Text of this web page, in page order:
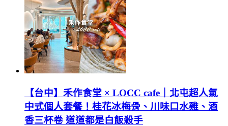
【台中】禾作食堂 × LOCC cafe｜北屯超人氣
中式個人套餐！桂花冰梅骨、川味口水雞、酒
香三杯卷 道道都是白飯殺手